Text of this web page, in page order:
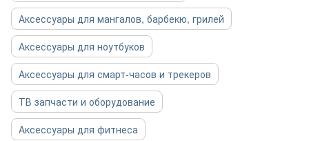
Аксессуары для мангалов, барбекю, грилей
Аксессуары для ноутбуков
Аксессуары для смарт-часов и трекеров
ТВ запчасти и оборудование
Аксессуары для фитнеса